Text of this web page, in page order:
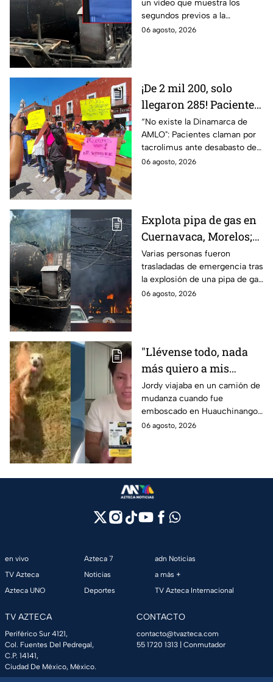
gas en Cuernavaca,
Morelos
un video que muestra los
segundos previos a la
explosión de una pipa de gas
06 agosto, 2026
¡De 2 mil 200, solo
llegaron 285! Pacientes
claman por
medicamentos ante
desabasto en IMSS
Puebla
“No existe la Dinamarca de
AMLO": Pacientes claman por
tacrolimus ante desabasto de
medicamentos en hospital del
06 agosto, 2026
Explota pipa de gas en
Cuernavaca, Morelos;
se reportan más de 20
personas con
quemaduras
Varias personas fueron
trasladadas de emergencia tras
la explosión de una pipa de gas
cerca de la colonia Las
06 agosto, 2026
"Llévense todo, nada
más quiero a mis
perritas": Asaltan a un
joven, vacían sus
cuentas y le roban a sus
mascotas en
Jordy viajaba en un camión de
mudanza cuando fue
emboscado en Huauchinango,
Puebla, Además de quitarle
06 agosto, 2026
en vivo
TV Azteca
Azteca UNO
Azteca 7
Noticias
Deportes
adn Noticias
a más +
TV Azteca Internacional
TV AZTECA
Periférico Sur 4121,
Col. Fuentes Del Pedregal,
C.P. 14141,
Ciudad De México, México.
CONTACTO
contacto@tvazteca.com
55 1720 1313 | Conmutador